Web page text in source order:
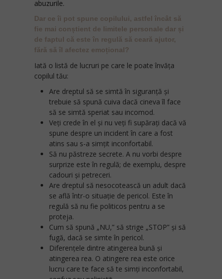
abuzurile.
Dar ce îi pot spune copilului, astfel încât să
fie mai conștient de limitele personale dar și
de faptul că este în regulă să ceară ajutor,
fără să îl afectez emoțional?
Iată o listă de lucruri pe care le poate învăța
copilul tău:
Are dreptul să se simtă în siguranță și
trebuie să spună cuiva dacă cineva îl face
să se simtă speriat sau incomod.
Veți crede în el și nu veți fi supărați dacă vă
spune despre un incident în care a fost
atins sau s-a simțit inconfortabil.
Să nu păstreze secrete. A nu vorbi despre
surprize este în regulă; de exemplu, despre
cadouri și petreceri.
Are dreptul să nesocotească un adult dacă
se află într-o situație de pericol. Este în
regulă să nu fie politicos pentru a se
proteja.
Cum să spună „NU,” să strige „STOP” și să
fugă, dacă se simte în pericol.
Diferențele dintre atingerea bună și
atingerea rea. O atingere rea este orice
lucru care te face să te simți inconfortabil,